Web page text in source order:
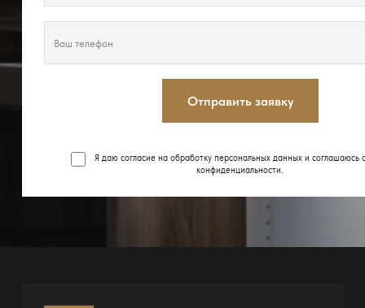
Отправить заявку
Я даю согласие на обработку персональных данных и соглашаюсь
конфиденциальности.